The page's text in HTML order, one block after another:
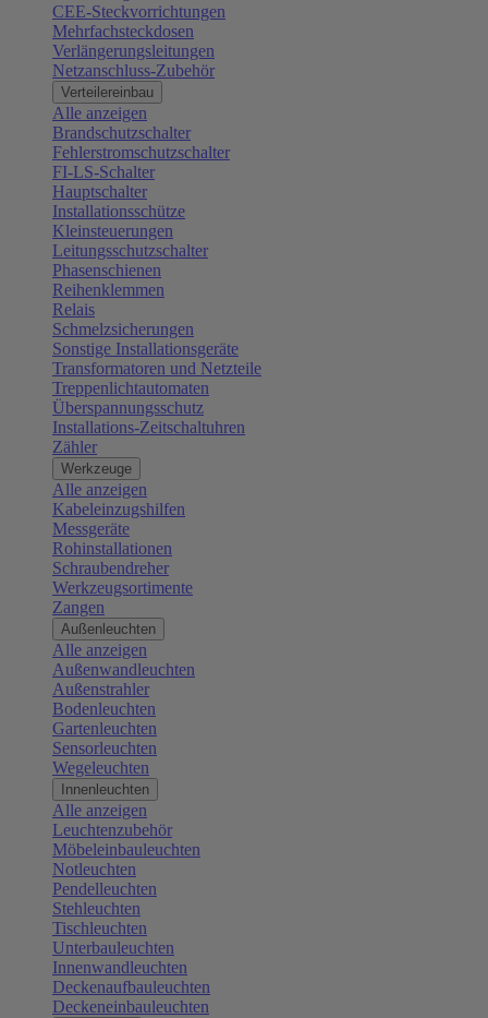
CEE-Steckvorrichtungen
Mehrfachsteckdosen
Verlängerungsleitungen
Netzanschluss-Zubehör
Verteilereinbau
Alle anzeigen
Brandschutzschalter
Fehlerstromschutzschalter
FI-LS-Schalter
Hauptschalter
Installationsschütze
Kleinsteuerungen
Leitungsschutzschalter
Phasenschienen
Reihenklemmen
Relais
Schmelzsicherungen
Sonstige Installationsgeräte
Transformatoren und Netzteile
Treppenlichtautomaten
Überspannungsschutz
Installations-Zeitschaltuhren
Zähler
Werkzeuge
Alle anzeigen
Kabeleinzugshilfen
Messgeräte
Rohinstallationen
Schraubendreher
Werkzeugsortimente
Zangen
Außenleuchten
Alle anzeigen
Außenwandleuchten
Außenstrahler
Bodenleuchten
Gartenleuchten
Sensorleuchten
Wegeleuchten
Innenleuchten
Alle anzeigen
Leuchtenzubehör
Möbeleinbauleuchten
Notleuchten
Pendelleuchten
Stehleuchten
Tischleuchten
Unterbauleuchten
Innenwandleuchten
Deckenaufbauleuchten
Deckeneinbauleuchten